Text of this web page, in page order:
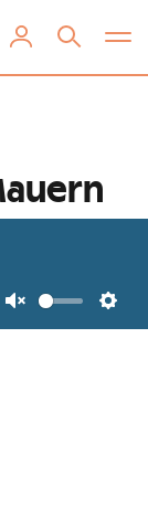
Unmute ein